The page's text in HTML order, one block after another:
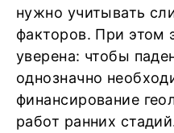
нужно учитывать
факторов. При этом
уверена: чтобы
однозначно
финансирование
работ ранних